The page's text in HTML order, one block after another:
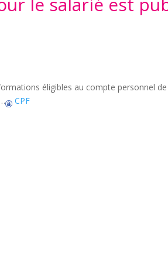
éligibles au compte personnel
CPF